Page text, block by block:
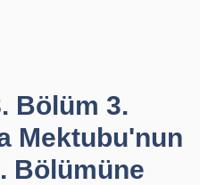
Bölüm 3.
Mektubu'nun
Bölümüne